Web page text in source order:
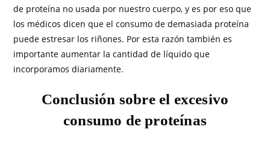
de proteína no usada por nuestro cuerpo, y es por eso que
los médicos dicen que el consumo de demasiada proteína
puede estresar los riñones. Por esta razón también es
importante aumentar la cantidad de líquido que
incorporamos diariamente.
Conclusión sobre el excesivo
consumo de proteínas